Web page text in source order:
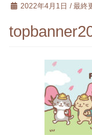
2022年4月1日 / 最終